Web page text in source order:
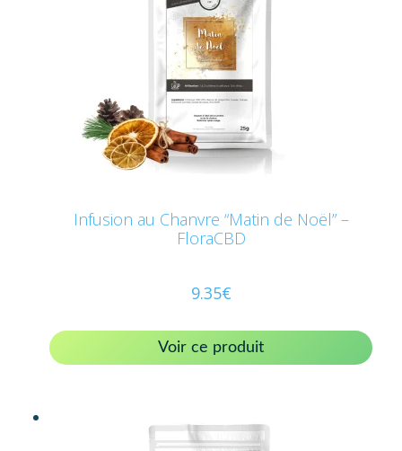
Infusion au Chanvre “Matin de Noël” –
FloraCBD
9.35€
Voir ce produit